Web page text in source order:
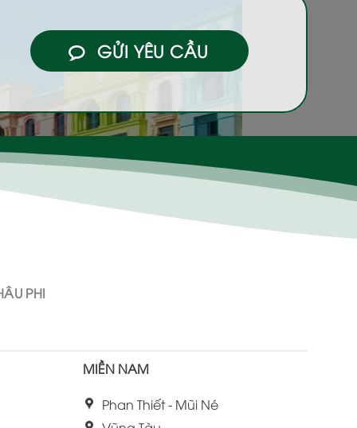
GỬI YÊU CẦU
PHI
MIỀN NAM
Phan Thiết - Mũi Né